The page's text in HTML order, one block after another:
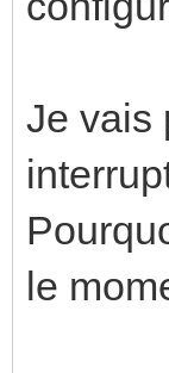
Je vais
le